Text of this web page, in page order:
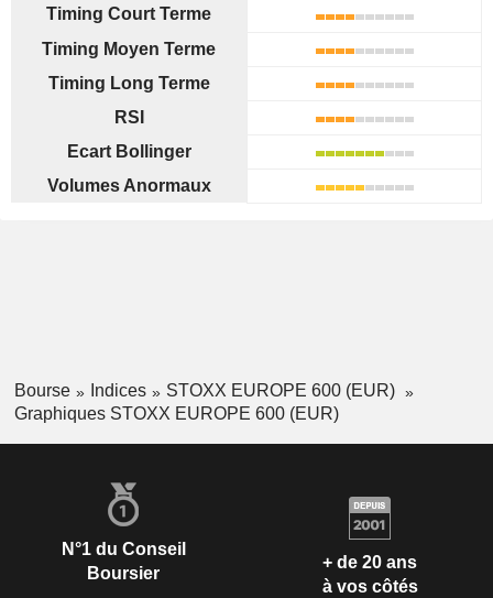
Timing Court Terme
Timing Moyen Terme
Timing Long Terme
RSI
Ecart Bollinger
Volumes Anormaux
Bourse Indices
STOXX EUROPE 600 (EUR)
Graphiques STOXX EUROPE 600 (EUR)
N°1 du Conseil
Boursier
+ de 20 ans
à vos côtés